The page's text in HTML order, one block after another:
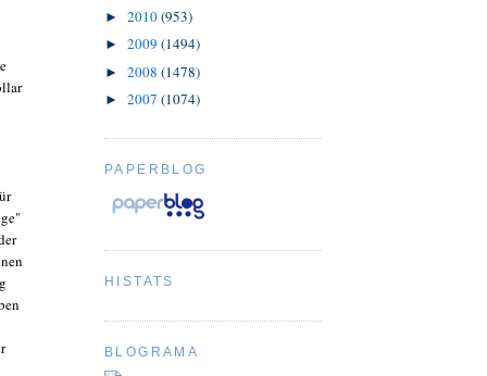
► 2010(953)
► 2009 (1494)
► 2008 (1478)
► 2007 (1074)
PAPERBLOG
HISTATS
BLOGRAMA